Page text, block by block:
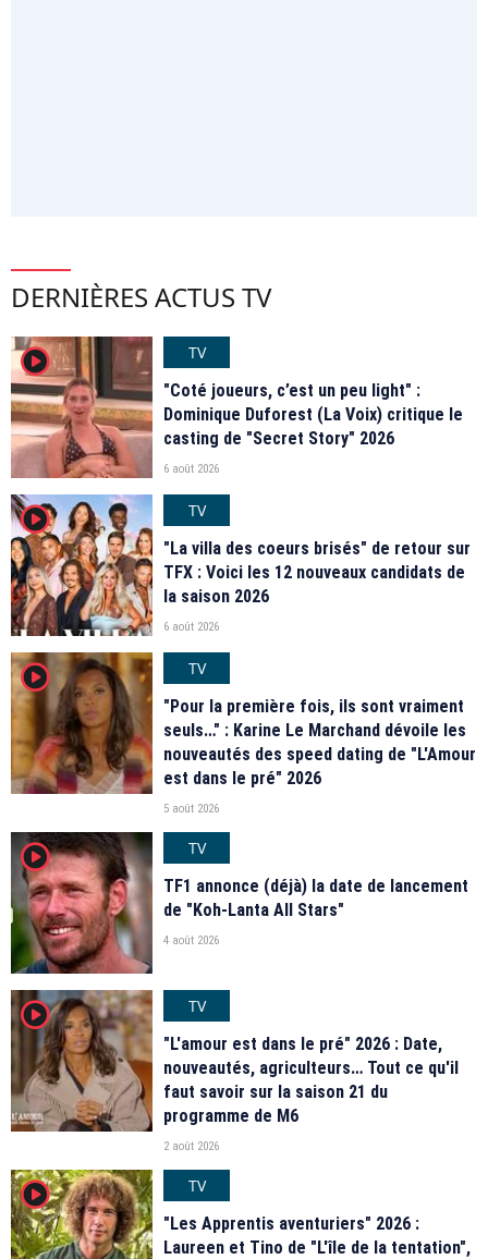
DERNIÈRES ACTUS TV
player2
TV
"Coté joueurs, c’est un peu light" :
Dominique Duforest (La Voix) critique le
casting de "Secret Story" 2026
6 août 2026
player2
TV
"La villa des coeurs brisés" de retour sur
TFX : Voici les 12 nouveaux candidats de
la saison 2026
6 août 2026
player2
TV
"Pour la première fois, ils sont vraiment
seuls…" : Karine Le Marchand dévoile les
nouveautés des speed dating de "L'Amour
est dans le pré" 2026
5 août 2026
player2
TV
TF1 annonce (déjà) la date de lancement
de "Koh-Lanta All Stars"
4 août 2026
player2
TV
"L'amour est dans le pré" 2026 : Date,
nouveautés, agriculteurs… Tout ce qu'il
faut savoir sur la saison 21 du
programme de M6
2 août 2026
player2
TV
"Les Apprentis aventuriers" 2026 :
Laureen et Tino de "L'île de la tentation",